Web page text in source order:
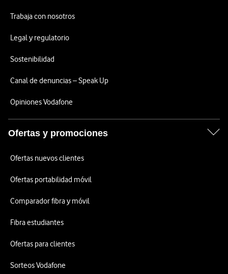
Trabaja con nosotros
Legal y regulatorio
Sostenibilidad
Canal de denuncias – Speak Up
Opiniones Vodafone
Ofertas y promociones
Ofertas nuevos clientes
Ofertas portabilidad móvil
Comparador fibra y móvil
Fibra estudiantes
Ofertas para clientes
Sorteos Vodafone